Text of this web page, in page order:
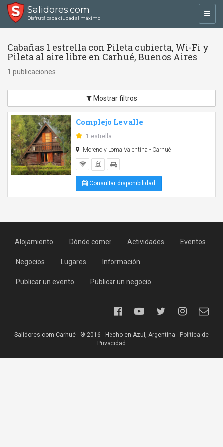
Salidores.com
Disfrutá cada ciudad al máximo
Cabañas 1 estrella con Pileta cubierta, Wi-Fi y
Pileta al aire libre en Carhué, Buenos Aires
1 publicaciones
Mostrar filtros
Complejo Levalle
1 estrella
Moreno y Loma Valentina - Carhué
Consultar disponibilidad
Alojamiento Dónde comer Actividades Eventos
Negocios Lugares Información
Publicar un evento Publicar un negocio
Salidores.com Carhué - ® 2016 - Hecho en Azul, Argentina - Política de
Privacidad